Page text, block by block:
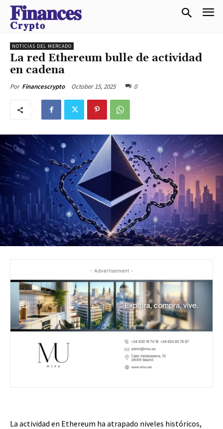
𝐅𝐢𝐧𝐚𝐧𝐜𝐞𝐬
𝐂𝐫𝐲𝐩𝐭𝐨
NOTICIAS DEL MERCADO
La red Ethereum bulle de actividad
en cadena
Por Financescrypto October 15, 2025 0
- Advertisement -
La actividad en Ethereum ha atrapado niveles históricos,